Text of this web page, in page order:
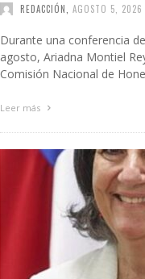
REDACCIÓN AGOSTO 5, 2026
Durante una conferencia
agosto, Ariadna Montiel
Comisión Nacional de
Leer más